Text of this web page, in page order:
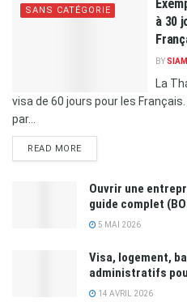
SANS CATÉGORIE
à 30
BY
La
visa de 60 jours pour les
par...
READ MORE
Ouvrir une
guide complet
5 MAI 2026
Visa, logement,
administratifs
14 AVRIL 2026